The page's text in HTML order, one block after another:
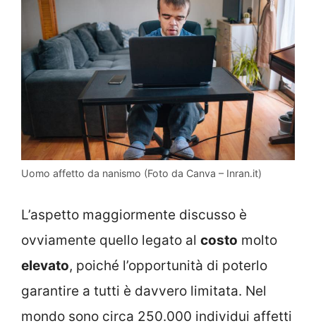
Uomo affetto da nanismo (Foto da Canva – Inran.it)
L’aspetto maggiormente discusso è
ovviamente quello legato al costo molto
elevato, poiché l’opportunità di poterlo
garantire a tutti è davvero limitata. Nel
mondo sono circa 250.000 individui affetti